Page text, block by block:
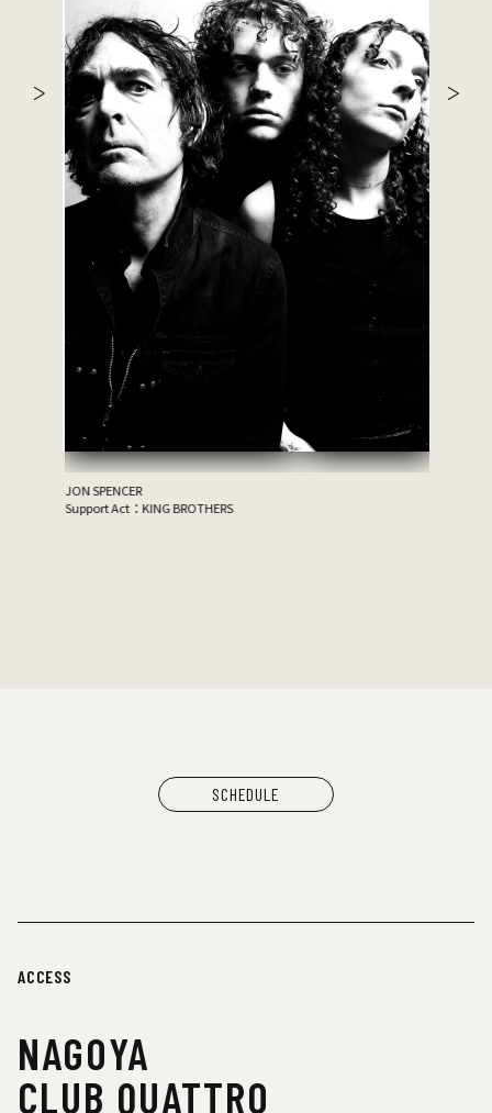
JON SPENCER
Support Act：KING BROTHERS
SCHEDULE
ACCESS
NAGOYA
CLUB QUATTRO